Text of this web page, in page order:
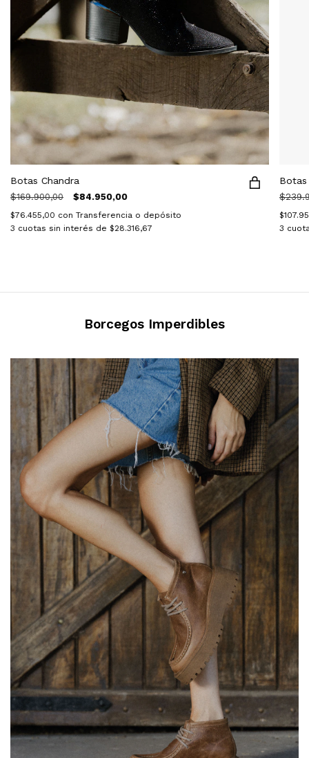
Botas Chandra
$169.900,00 $84.950,00
$76.455,00 con Transferencia o depósito
3 cuotas sin interés de $28.316,67
Botas
3
Borcegos Imperdibles